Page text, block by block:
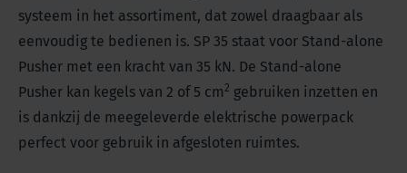
systeem in het assortiment, dat zowel draagbaar als
eenvoudig te bedienen is. SP 35 staat voor Stand-alone
Pusher met een kracht van 35 kN. De Stand-alone
Pusher kan kegels van 2 of 5 cm2 gebruiken inzetten en
is dankzij de meegeleverde elektrische powerpack
perfect voor gebruik in afgesloten ruimtes.